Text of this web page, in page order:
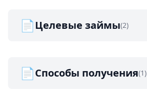
📄Целевые займы(2)
📄Способы получения(1)